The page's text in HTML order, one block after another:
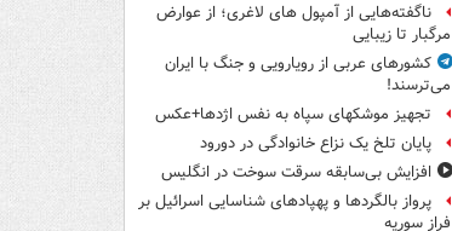
ناگفته‌هایی از آمپول های لاغری؛ از عوارض
مرگبار تا زیبایی
کشورهای عربی از رویارویی و جنگ با ایران
می‌ترسند!
تجهیز موشکهای سپاه به نفس اژدها+عکس
پایان تلخ یک نزاع خانوادگی در دورود
افزایش بی‌سابقه سرقت سوخت در انگلیس
پرواز بالگردها و پهپادهای شناسایی اسرائیل بر
فراز سوریه